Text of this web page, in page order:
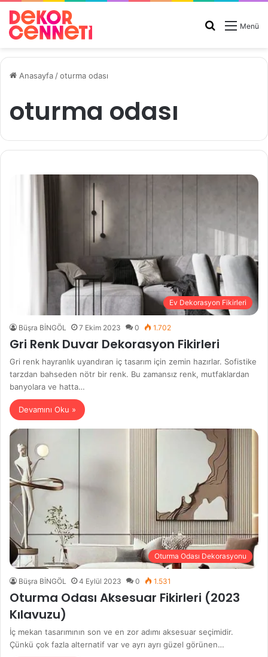
Menü
Arama
...
Anasayfa /oturma odası
oturma odası
Ev Dekorasyon Fikirleri
Büşra BİNGÖL 7 Ekim 2023 0 1.702
Gri Renk Duvar Dekorasyon Fikirleri
Gri renk hayranlık uyandıran iç tasarım için zemin hazırlar. Sofistike
tarzdan bahseden nötr bir renk. Bu zamansız renk, mutfaklardan
banyolara ve hatta…
Devamını Oku »
Oturma Odası Dekorasyonu
Büşra BİNGÖL 4 Eylül 2023 0 1.531
Oturma Odası Aksesuar Fikirleri (2023
Kılavuzu)
İç mekan tasarımının son ve en zor adımı aksesuar seçimidir.
Çünkü çok fazla alternatif var ve ayrı ayrı güzel görünen…